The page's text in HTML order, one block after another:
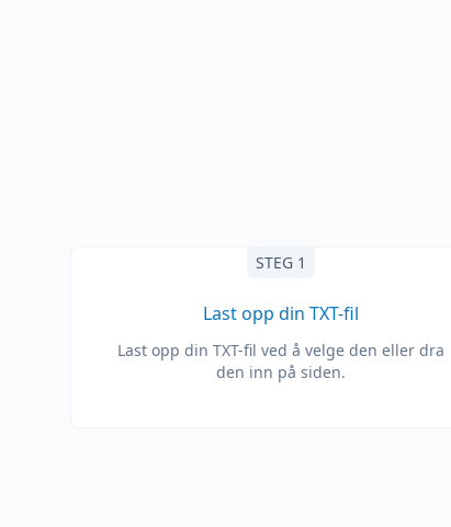
STEG 1
Last opp din TXT-fil
Last opp din TXT-fil ved å velge den eller dra
den inn på siden.